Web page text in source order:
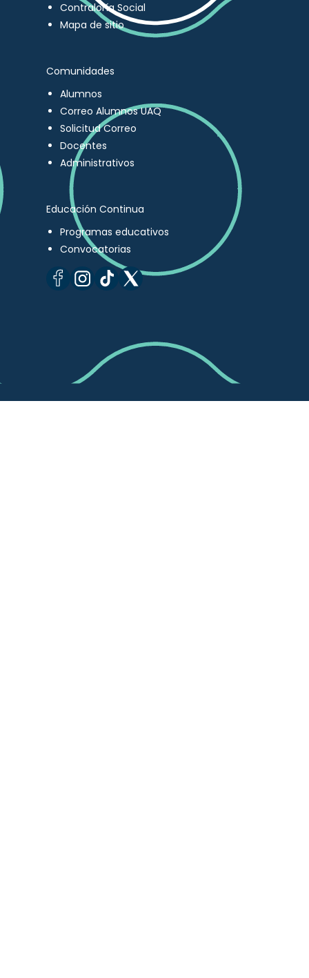
Contraloría Social
Mapa de sitio
Comunidades
Alumnos
Correo Alumnos UAQ
Solicitud Correo
Docentes
Administrativos
Educación Continua
Programas educativos
Convocatorias